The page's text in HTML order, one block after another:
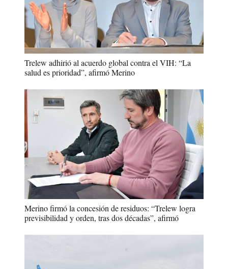
Trelew adhirió al acuerdo global contra el VIH: “La
salud es prioridad”, afirmó Merino
Merino firmó la concesión de residuos: “Trelew logra
previsibilidad y orden, tras dos décadas”, afirmó